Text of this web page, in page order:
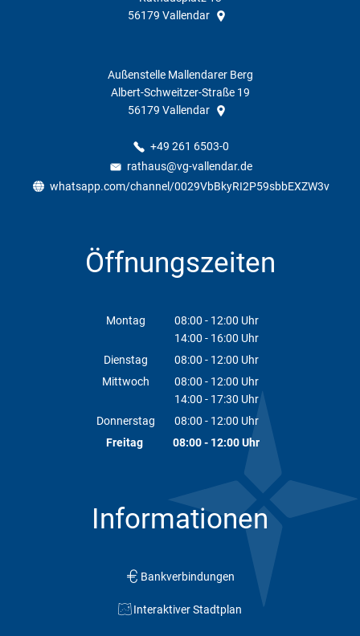
56179 Vallendar
Außenstelle Mallendarer Berg
Albert-Schweitzer-Straße 19
56179 Vallendar
+49 261 6503-0
rathaus@vg-vallendar.de
whatsapp.com/channel/0029VbBkyRI2P59sbbEXZW3v
Öffnungszeiten
Montag 08:00 - 12:00 Uhr
Von 08:00 bis 12:00 Uhr
14:00 - 16:00 Uhr
Von 14:00 bis 16:00 Uhr
Dienstag 08:00 - 12:00 Uhr
Von 08:00 bis 12:00 Uhr
Mittwoch 08:00 - 12:00 Uhr
Von 08:00 bis 12:00 Uhr
14:00 - 17:30 Uhr
Von 14:00 bis 17:30 Uhr
Donnerstag 08:00 - 12:00 Uhr
Von 08:00 bis 12:00 Uhr
Freitag 08:00- 12:00Uhr
Von 08:00 bis 12:00 Uhr
Informationen
Bankverbindungen
Interaktiver Stadtplan